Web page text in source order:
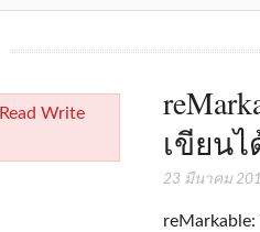
เขียน
23 มีนาคม